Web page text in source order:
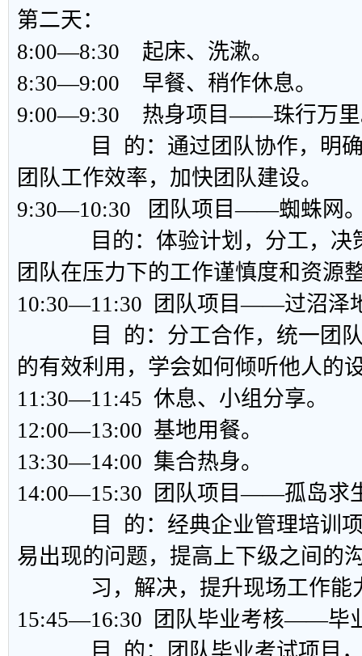
第二天：
8:00―8:30 起床、洗漱。
8:30―9:00 早餐、稍作休息。
9:00―9:30 热身项目——珠行万
目 的：通过团队协作，明确
团队工作效率，加快团队建设。
9:30―10:30 团队项目——蜘蛛网
目的：体验计划，分工，决策
团队在压力下的工作谨慎度和资源
10:30—11:30 团队项目——过沼泽
目 的：分工合作，统一团队
的有效利用，学会如何倾听他人的
11:30—11:45 休息、小组分享。
12:00—13:00 基地用餐。
13:30—14:00 集合热身。
14:00—15:30 团队项目——孤岛求
目 的：经典企业管理培训项
易出现的问题，提高上下级之间的
习，解决，提升现场工作能
15:45—16:30 团队毕业考核——毕